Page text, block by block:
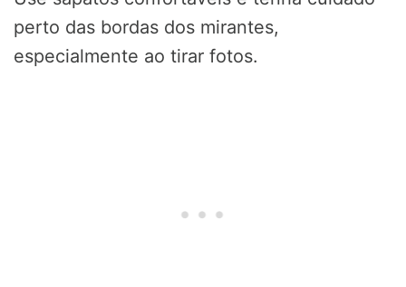
perto das bordas dos mirantes,
especialmente ao tirar fotos.